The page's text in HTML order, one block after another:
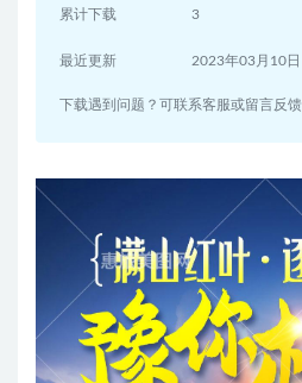
累计下载 3
最近更新 2023年03月10日
下载遇到问题？可联系客服或留言反馈